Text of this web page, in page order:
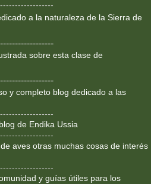
a la naturaleza de la Sierra de
sobre esta clase de
y completo blog dedicado a las
de Endika Ussia
aves otras muchas cosas de interés
y guías útiles para los